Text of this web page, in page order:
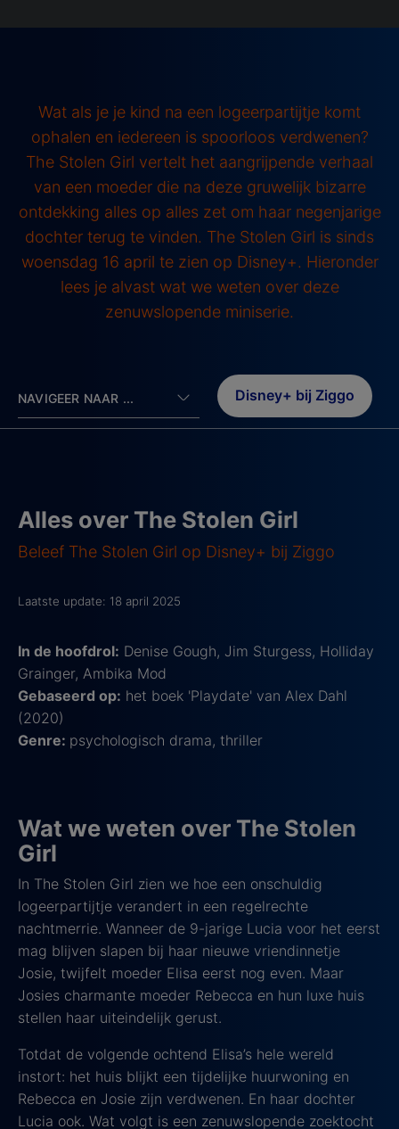
Wat als je je kind na een logeerpartijtje komt
ophalen en iedereen is spoorloos verdwenen?
The Stolen Girl vertelt het aangrijpende verhaal
van een moeder die na deze gruwelijk bizarre
ontdekking alles op alles zet om haar negenjarige
dochter terug te vinden. The Stolen Girl is sinds
woensdag 16 april te zien op Disney+. Hieronder
lees je alvast wat we weten over deze
zenuwslopende miniserie.
NAVIGEER NAAR ... Disney+ bij Ziggo
Alles over The Stolen Girl
Beleef The Stolen Girl op Disney+ bij Ziggo
Laatste update: 18 april 2025
In de hoofdrol: Denise Gough, Jim Sturgess, Holliday
Grainger, Ambika Mod
Gebaseerd op: het boek 'Playdate' van Alex Dahl
(2020)
Genre: psychologisch drama, thriller​
Wat we weten over The Stolen
Girl
In The Stolen Girl zien we hoe een onschuldig
logeerpartijtje verandert in een regelrechte
nachtmerrie. Wanneer de 9-jarige Lucia voor het eerst
mag blijven slapen bij haar nieuwe vriendinnetje
Josie, twijfelt moeder Elisa eerst nog even. Maar
Josies charmante moeder Rebecca en hun luxe huis
stellen haar uiteindelijk gerust.
Totdat de volgende ochtend Elisa’s hele wereld
instort: het huis blijkt een tijdelijke huurwoning en
Rebecca en Josie zijn verdwenen. En haar dochter
Lucia ook. Wat volgt is een zenuwslopende zoektocht